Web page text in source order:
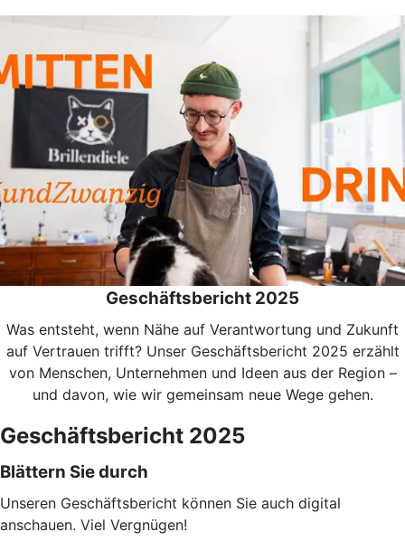
Geschäftsbericht 2025
Was entsteht, wenn Nähe auf Verantwortung und Zukunft
auf Vertrauen trifft? Unser Geschäftsbericht 2025 erzählt
von Menschen, Unternehmen und Ideen aus der Region –
und davon, wie wir gemeinsam neue Wege gehen.
Geschäftsbericht 2025
Blättern Sie durch
Unseren Geschäftsbericht können Sie auch digital
anschauen. Viel Vergnügen!